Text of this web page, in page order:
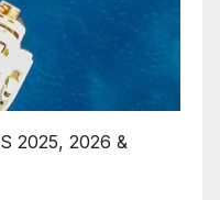
2025, 2026 &